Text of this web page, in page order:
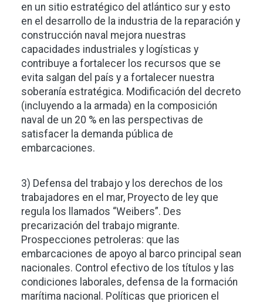
en un sitio estratégico del atlántico sur y esto
en el desarrollo de la industria de la reparación y
construcción naval mejora nuestras
capacidades industriales y logísticas y
contribuye a fortalecer los recursos que se
evita salgan del país y a fortalecer nuestra
soberanía estratégica. Modificación del decreto
(incluyendo a la armada) en la composición
naval de un 20 % en las perspectivas de
satisfacer la demanda pública de
embarcaciones.
3) Defensa del trabajo y los derechos de los
trabajadores en el mar, Proyecto de ley que
regula los llamados “Weibers”. Des
precarización del trabajo migrante.
Prospecciones petroleras: que las
embarcaciones de apoyo al barco principal sean
nacionales. Control efectivo de los títulos y las
condiciones laborales, defensa de la formación
marítima nacional. Políticas que prioricen el